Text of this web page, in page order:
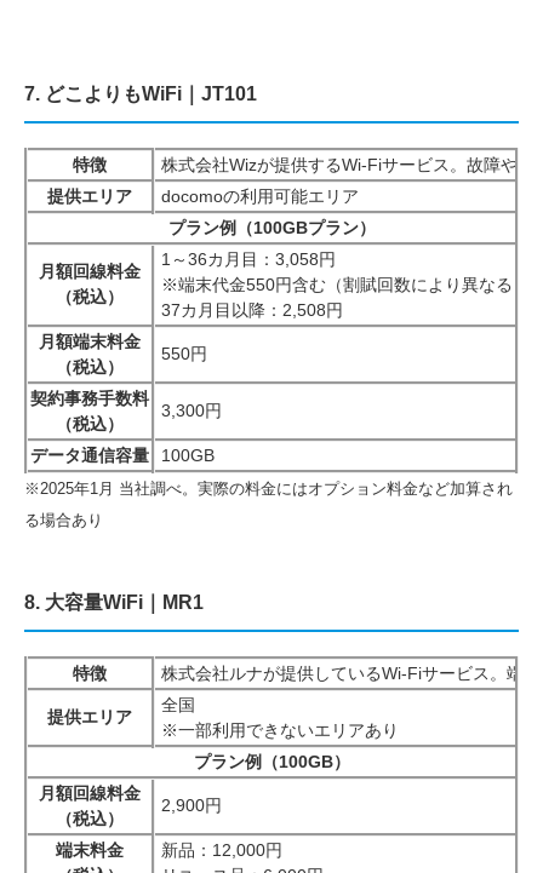
7. どこよりもWiFi｜JT101
特徴
株式会社Wizが提供するWi-Fiサービス。故障や
提供エリア
docomoの利用可能エリア
プラン例（100GBプラン）
月額回線料金
（税込）
1～36カ月目：3,058円
※端末代金550円含む（割賦回数により異なる）
37カ月目以降：2,508円
月額端末料金
（税込）
550円
契約事務手数料
（税込）
3,300円
データ通信容量 100GB
※2025年1月 当社調べ。実際の料金にはオプション料金など加算され
る場合あり
8. 大容量WiFi｜MR1
特徴 株式会社ルナが提供しているWi-Fiサービス。端
提供エリア
全国
※一部利用できないエリアあり
プラン例（100GB）
月額回線料金
（税込）
2,900円
端末料金
新品：12,000円